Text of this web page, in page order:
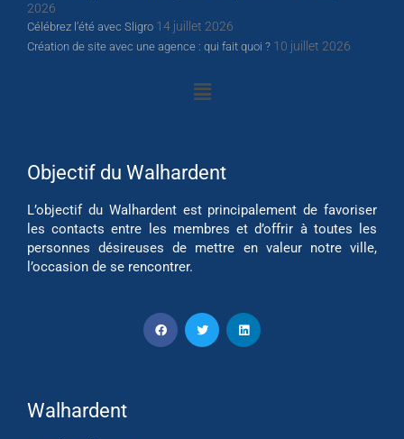
2026
Célébrez l’été avec Sligro 14 juillet 2026
Création de site avec une agence : qui fait quoi ? 10 juillet 2026
Objectif du Walhardent
L’objectif du Walhardent est principalement de favoriser
les contacts entre les membres et d’offrir à toutes les
personnes désireuses de mettre en valeur notre ville,
l’occasion de se rencontrer.
Walhardent